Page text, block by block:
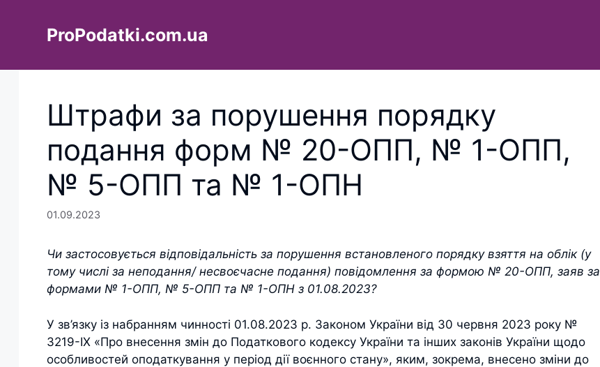
ProPodatki.com.ua
Штрафи за порушення порядку
подання форм № 20-ОПП, № 1-ОПП,
№ 5-ОПП та № 1-ОПН
01.09.2023
Чи застосовується відповідальність за порушення встановленого порядку взяття на облік (у
тому числі за неподання/ несвоєчасне подання) повідомлення за формою № 20-ОПП, заяв за
формами № 1-ОПП, № 5-ОПП та № 1-ОПН з 01.08.2023?
У зв’язку із набранням чинності 01.08.2023 р. Законом України від 30 червня 2023 року №
3219-ІХ «Про внесення змін до Податкового кодексу України та інших законів України щодо
особливостей оподаткування у період дії воєнного стану», яким, зокрема, внесено зміни до